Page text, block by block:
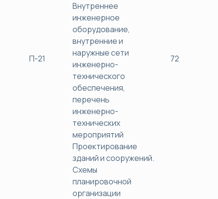
П-21
Внутреннее
инженерное
оборудование,
внутренние и
наружные сети
инженерно-
технического
обеспечения,
перечень
инженерно-
технических
мероприятий
72
Проектирование
зданий и сооружений.
Схемы
планировочной
организации